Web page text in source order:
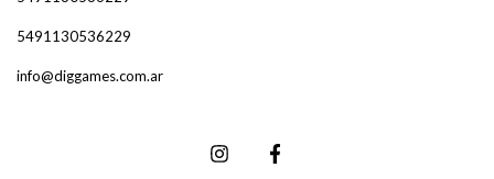
5491130536229
info@diggames.com.ar